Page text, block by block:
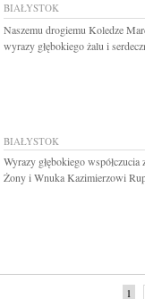
BIAŁYSTOK
Naszemu drogiemu Koledze
wyrazy głębokiego żalu i
BIAŁYSTOK
Wyrazy głębokiego
Żony i Wnuka Kazimierzowi
1